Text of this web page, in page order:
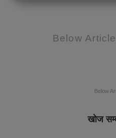
Below
Below
खोज